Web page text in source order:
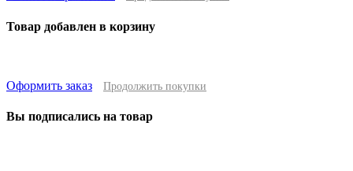
Товар добавлен в корзину
Оформить заказ Продолжить покупки
Вы подписались на товар